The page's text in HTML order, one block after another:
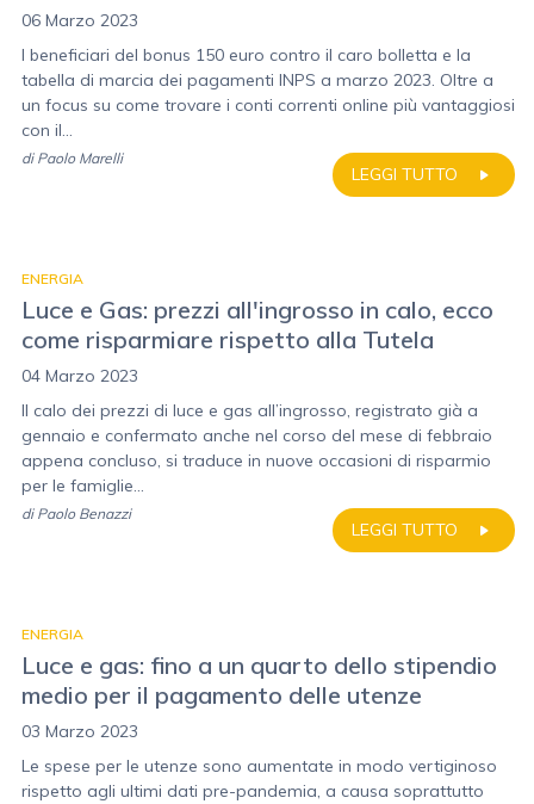
06 Marzo 2023
I beneficiari del bonus 150 euro contro il caro bolletta e la
tabella di marcia dei pagamenti INPS a marzo 2023. Oltre a
un focus su come trovare i conti correnti online più vantaggiosi
con il...
LEGGI TUTTO
di Paolo Marelli
ENERGIA
Luce e Gas: prezzi all'ingrosso in calo, ecco
come risparmiare rispetto alla Tutela
04 Marzo 2023
Il calo dei prezzi di luce e gas all’ingrosso, registrato già a
gennaio e confermato anche nel corso del mese di febbraio
appena concluso, si traduce in nuove occasioni di risparmio
per le famiglie...
LEGGI TUTTO
di Paolo Benazzi
ENERGIA
Luce e gas: fino a un quarto dello stipendio
medio per il pagamento delle utenze
03 Marzo 2023
Le spese per le utenze sono aumentate in modo vertiginoso
rispetto agli ultimi dati pre-pandemia, a causa soprattutto